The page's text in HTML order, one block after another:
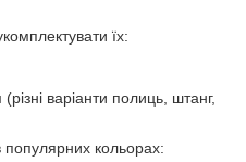
їх:
варіанти полиць, штанг,
популярних кольорах: